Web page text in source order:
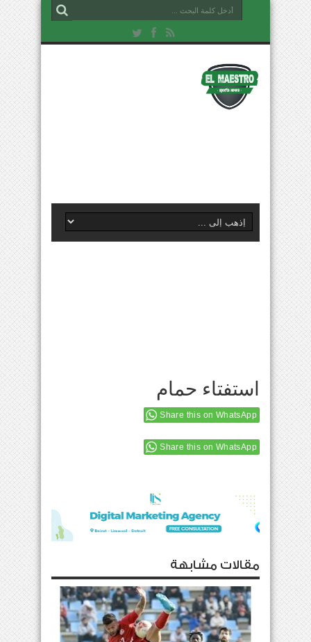
استفتاء حمام
Share this on WhatsApp
Share this on WhatsApp
مقالات مشابهة